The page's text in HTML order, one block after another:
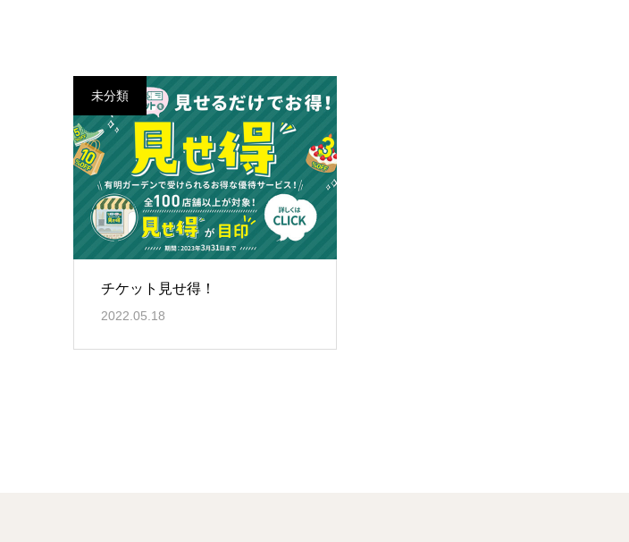
未分類
チケット見せ得！
2022.05.18